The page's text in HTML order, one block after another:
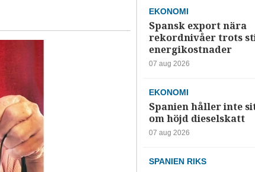
EKONOMI
Spansk export nära
rekordnivåer trots
energikostnader
07 aug 2026
EKONOMI
Spanien håller inte
om höjd dieselskatt
07 aug 2026
SPANIEN RIKS